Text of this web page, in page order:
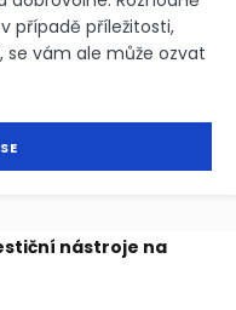
případě příležitosti,
se vám ale může ozvat
nástroje na